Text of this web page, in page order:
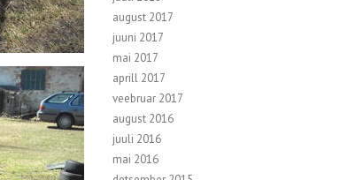
august 2017
juuni 2017
mai 2017
aprill 2017
veebruar 2017
august 2016
juuli 2016
mai 2016